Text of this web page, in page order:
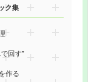
ク集
回す”
作る